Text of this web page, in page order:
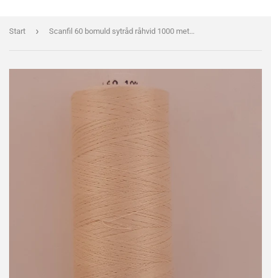
Start › Scanfil 60 bomuld sytråd råhvid 1000 meter 1 stk.